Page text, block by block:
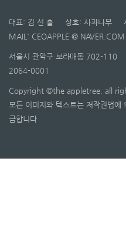
대표: 김 선 출 상호: 사과나무
MAIL: CEOAPPLE @
서울시 관악구 보라매동 702-
2064-0001
Copyright ©the appletree. all
모든 이미지와 텍스트는 저작권법에
금합니다